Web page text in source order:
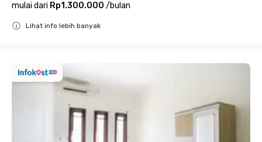
mulai dari Rp1.300.000 /bulan
Lihat info lebih banyak